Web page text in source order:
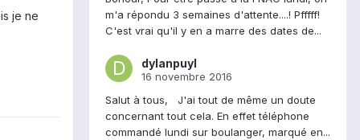
je ne
m'a répondu 3 semaines d'attente....! Pfffff!
C'est vrai qu'il y en a marre des dates de...
dylanpuyl
16 novembre 2016
Salut à tous, J'ai tout de même un doute
concernant tout cela. En effet téléphone
commandé lundi sur boulanger, marqué en...